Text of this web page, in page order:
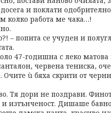
и поклати
колко работа ме чака…!
– попита се учуден и
47-годишна с леко матова
червена тениска,
Очите ù бяха скрити от
Тя дори не поздрави.
и изтънченост. Дишаше